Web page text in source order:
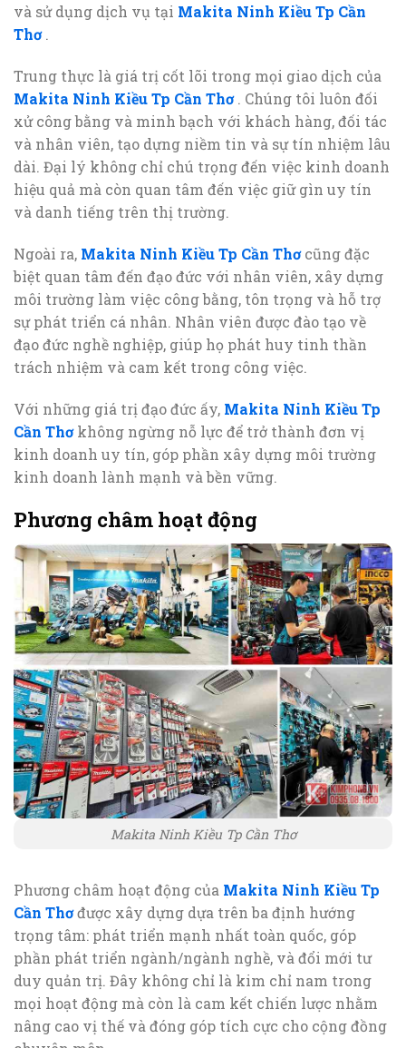
và sử dụng dịch vụ tại Makita Ninh Kiều Tp Cần
Thơ.
Trung thực là giá trị cốt lõi trong mọi giao dịch của
Makita Ninh Kiều Tp Cần Thơ. Chúng tôi luôn đối
xử công bằng và minh bạch với khách hàng, đối tác
và nhân viên, tạo dựng niềm tin và sự tín nhiệm lâu
dài. Đại lý không chỉ chú trọng đến việc kinh doanh
hiệu quả mà còn quan tâm đến việc giữ gìn uy tín
và danh tiếng trên thị trường.
Ngoài ra, Makita Ninh Kiều Tp Cần Thơcũng đặc
biệt quan tâm đến đạo đức với nhân viên, xây dựng
môi trường làm việc công bằng, tôn trọng và hỗ trợ
sự phát triển cá nhân. Nhân viên được đào tạo về
đạo đức nghề nghiệp, giúp họ phát huy tinh thần
trách nhiệm và cam kết trong công việc.
Với những giá trị đạo đức ấy, Makita Ninh Kiều Tp
Cần Thơkhông ngừng nỗ lực để trở thành đơn vị
kinh doanh uy tín, góp phần xây dựng môi trường
kinh doanh lành mạnh và bền vững.
Phương châm hoạt động
Makita Ninh Kiều Tp Cần Thơ
Phương châm hoạt động của Makita Ninh Kiều Tp
Cần Thơđược xây dựng dựa trên ba định hướng
trọng tâm: phát triển mạnh nhất toàn quốc, góp
phần phát triển ngành/ngành nghề, và đổi mới tư
duy quản trị. Đây không chỉ là kim chỉ nam trong
mọi hoạt động mà còn là cam kết chiến lược nhằm
nâng cao vị thế và đóng góp tích cực cho cộng đồng